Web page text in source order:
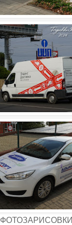
ФОТОЗАРИСОВКИ